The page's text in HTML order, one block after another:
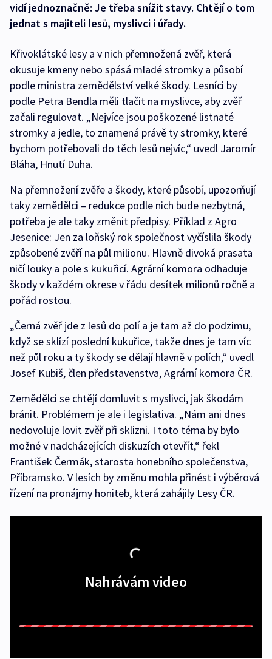
vidí jednoznačně: Je třeba snížit stavy. Chtějí o tom
jednat s majiteli lesů, myslivci i úřady.
Křivoklátské lesy a v nich přemnožená zvěř, která
okusuje kmeny nebo spásá mladé stromky a působí
podle ministra zemědělství velké škody. Lesníci by
podle Petra Bendla měli tlačit na myslivce, aby zvěř
začali regulovat. „Nejvíce jsou poškozené listnaté
stromky a jedle, to znamená právě ty stromky, které
bychom potřebovali do těch lesů nejvíc,“ uvedl Jaromír
Bláha, Hnutí Duha.
Na přemnožení zvěře a škody, které působí, upozorňují
taky zemědělci – redukce podle nich bude nezbytná,
potřeba je ale taky změnit předpisy. Příklad z Agro
Jesenice: Jen za loňský rok společnost vyčíslila škody
způsobené zvěří na půl milionu. Hlavně divoká prasata
ničí louky a pole s kukuřicí. Agrární komora odhaduje
škody v každém okrese v řádu desítek milionů ročně a
pořád rostou.
„Černá zvěř jde z lesů do polí a je tam až do podzimu,
když se sklízí poslední kukuřice, takže dnes je tam víc
než půl roku a ty škody se dělají hlavně v polích,“ uvedl
Josef Kubiš, člen představenstva, Agrární komora ČR.
Zemědělci se chtějí domluvit s myslivci, jak škodám
bránit. Problémem je ale i legislativa. „Nám ani dnes
nedovoluje lovit zvěř při sklizni. I toto téma by bylo
možné v nadcházejících diskuzích otevřít,“ řekl
František Čermák, starosta honebního společenstva,
Příbramsko. V lesích by změnu mohla přinést i výběrová
řízení na pronájmy honiteb, která zahájily Lesy ČR.
Nahrávám video